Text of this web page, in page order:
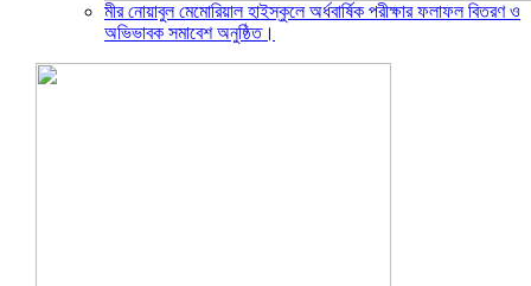
মীর নোয়াবুল মেমোরিয়াল হাইস্কুলে অর্ধবার্ষিক পরীক্ষার ফলাফল বিতরণ ও
অভিভাবক সমাবেশ অনুষ্ঠিত।